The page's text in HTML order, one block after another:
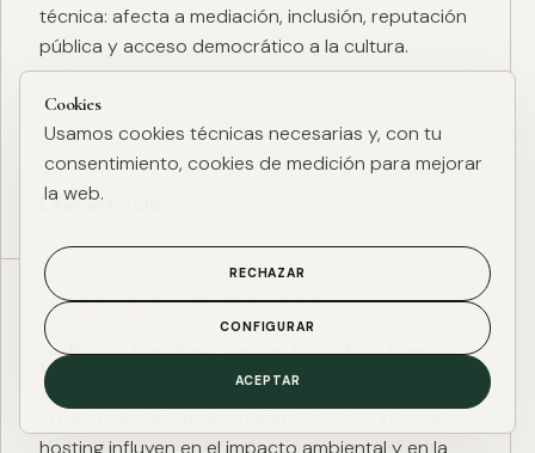
técnica: afecta a mediación, inclusión, reputación
pública y acceso democrático a la cultura.
Leer artículo
ESG DIGITAL·27 ENE. 2025·4 MIN
Huella de carbono digital: cómo medir y reducir el impacto
ESG de una web
El peso de página, las imágenes, los scripts y el
hosting influyen en el impacto ambiental y en la
Cookies
Usamos cookies técnicas necesarias y, con tu
consentimiento, cookies de medición para mejorar
la web.
RECHAZAR
CONFIGURAR
ACEPTAR